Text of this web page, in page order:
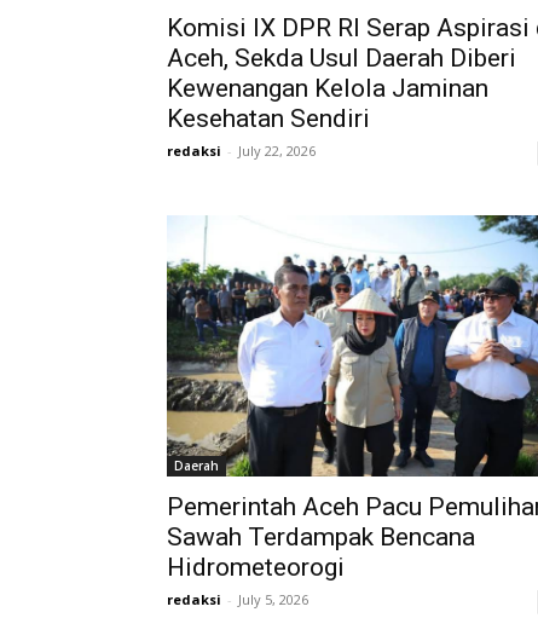
Komisi IX DPR RI Serap Aspirasi
Aceh, Sekda Usul Daerah Diberi
Kewenangan Kelola Jaminan
Kesehatan Sendiri
redaksi - July 22, 2026
Daerah
Pemerintah Aceh Pacu
Sawah Terdampak Bencana
Hidrometeorogi
redaksi - July 5, 2026